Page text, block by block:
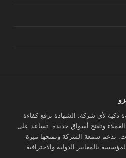
ذكية لأي شركة. الشهادة ترفع كفاءة
العملاء وتفتح أسواق جديدة. تساعد على
تدعم سمعة الشركة وتمنحها ميزة
بالمعايير الدولية والاحترافية.